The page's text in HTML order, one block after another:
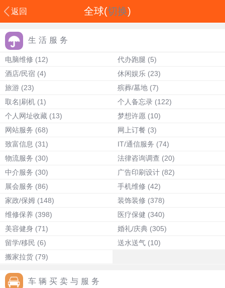
返回 全球(切换)
生活服务
电脑维修 (12) 代办跑腿 (5)
酒店/民宿 (4) 休闲娱乐 (23)
旅游 (23) 殡葬/墓地 (7)
取名|刷机 (1) 个人备忘录 (122)
个人网址收藏 (13) 梦想许愿 (10)
网站服务 (68) 网上订餐 (3)
致富信息 (31) IT/通信服务 (74)
物流服务 (30) 法律咨询调查 (20)
中介服务 (30) 广告印刷设计 (82)
展会服务 (86) 手机维修 (42)
家政/保姆 (148) 装饰装修 (378)
维修保养 (398) 医疗保健 (340)
美容健身 (71) 婚礼/庆典 (305)
留学/移民 (6) 送水送气 (10)
搬家拉货 (79)
车辆买卖与服务